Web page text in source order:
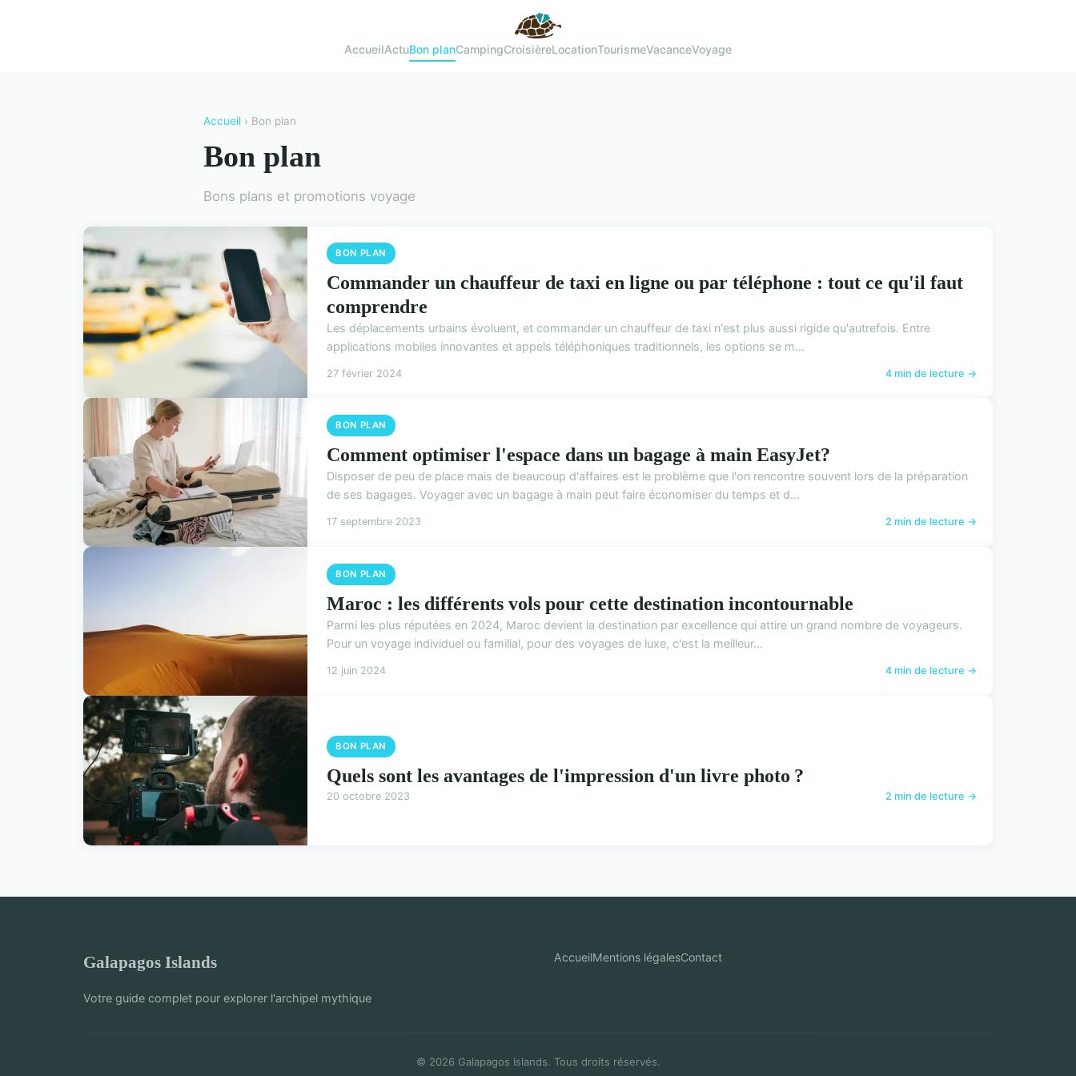
AccueilActuBon planCampingCroisièreLocationTourismeVacanceVoyage
Accueil › Bon plan
Bon plan
Bons plans et promotions voyage
BON PLAN
Commander un chauffeur de taxi en ligne ou par téléphone : tout ce qu'il faut
comprendre
Les déplacements urbains évoluent, et commander un chauffeur de taxi n'est plus aussi rigide qu'autrefois. Entre
applications mobiles innovantes et appels téléphoniques traditionnels, les options se m...
27 février 2024 4 min de lecture →
BON PLAN
Comment optimiser l'espace dans un bagage à main EasyJet?
Disposer de peu de place mais de beaucoup d'affaires est le problème que l'on rencontre souvent lors de la préparation
de ses bagages. Voyager avec un bagage à main peut faire économiser du temps et d...
17 septembre 2023 2 min de lecture →
BON PLAN
Maroc : les différents vols pour cette destination incontournable
Parmi les plus réputées en 2024, Maroc devient la destination par excellence qui attire un grand nombre de voyageurs.
Pour un voyage individuel ou familial, pour des voyages de luxe, c'est la meilleur...
12 juin 2024 4 min de lecture →
BON PLAN
Quels sont les avantages de l'impression d'un livre photo ?
20 octobre 2023 2 min de lecture →
Galapagos Islands
Votre guide complet pour explorer l'archipel mythique
AccueilMentions légalesContact
© 2026 Galapagos Islands. Tous droits réservés.